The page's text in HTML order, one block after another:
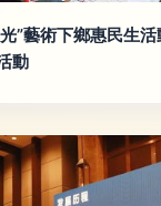
”藝術下鄉惠民生
動